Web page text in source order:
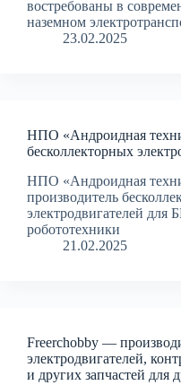
востребованы в
наземном
23.02.2025
НПО «Андроидная
бесколлекторных
НПО «Андроидная
производитель
электродвигателей
робототехники
21.02.2025
Freerchobby —
электродвигателей,
и других запчастей для